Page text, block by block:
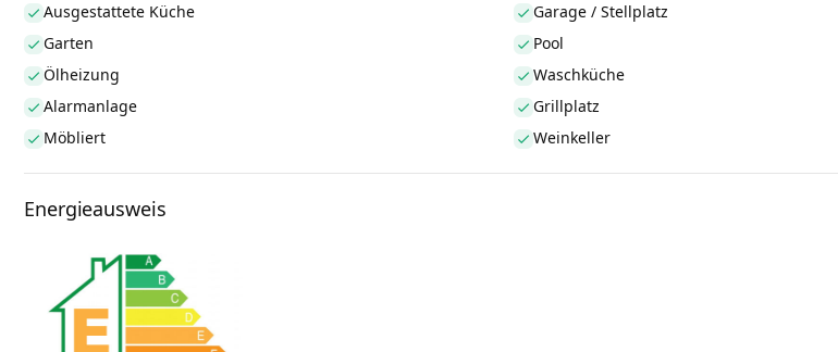
Ausgestattete Küche
Garage / Stellplatz
Garten
Pool
Ölheizung
Waschküche
Alarmanlage
Grillplatz
Möbliert
Weinkeller
Energieausweis